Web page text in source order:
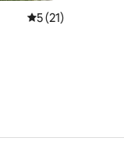
Gemiddelde
5 (21)